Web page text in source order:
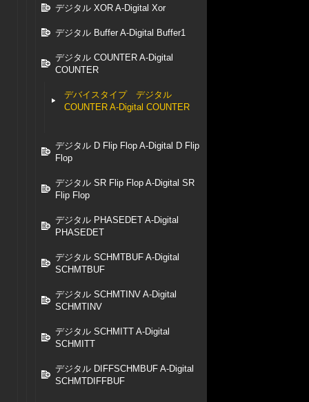
デジタル XOR A-Digital Xor
デジタル Buffer A-Digital Buffer1
デジタル COUNTER A-Digital
COUNTER
デバイスタイプ デジタル
COUNTER A-Digital COUNTER
デジタル D Flip Flop A-Digital D Flip
Flop
デジタル SR Flip Flop A-Digital SR
Flip Flop
デジタル PHASEDET A-Digital
PHASEDET
デジタル SCHMTBUF A-Digital
SCHMTBUF
デジタル SCHMTINV A-Digital
SCHMTINV
デジタル SCHMITT A-Digital
SCHMITT
デジタル DIFFSCHMBUF A-Digital
SCHMTDIFFBUF